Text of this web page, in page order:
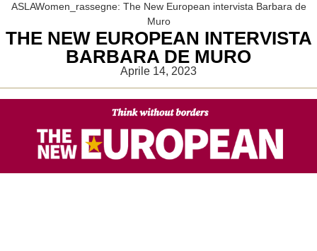
ASLAWomen_rassegne: The New European intervista Barbara de
Muro
THE NEW EUROPEAN INTERVISTA
BARBARA DE MURO
Aprile 14, 2023